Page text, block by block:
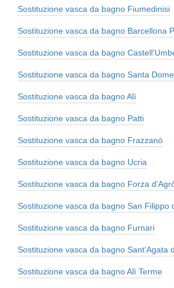
Sostituzione vasca da bagno Fiumedinisi
Sostituzione vasca da bagno Barcellona
Sostituzione vasca da bagno
Sostituzione vasca da bagno Santa
Sostituzione vasca da bagno Alì
Sostituzione vasca da bagno Patti
Sostituzione vasca da bagno Frazzanò
Sostituzione vasca da bagno Ucria
Sostituzione vasca da bagno Forza
Sostituzione vasca da bagno San Filippo
Sostituzione vasca da bagno Furnari
Sostituzione vasca da bagno Sant'Agata
Sostituzione vasca da bagno Alì Terme